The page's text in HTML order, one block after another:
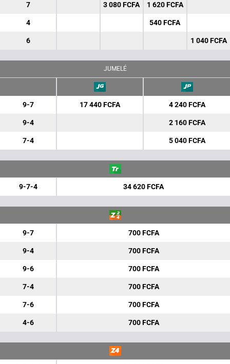
7 3 080 FCFA 1 620 FCFA
4 540 FCFA
6 1 040 FCFA
JUMELÉ
9-7 17 440 FCFA 4 240 FCFA
9-4 2 160 FCFA
7-4 5 040 FCFA
9-7-4 34 620 FCFA
9-7 700 FCFA
9-4 700 FCFA
9-6 700 FCFA
7-4 700 FCFA
7-6 700 FCFA
4-6 700 FCFA